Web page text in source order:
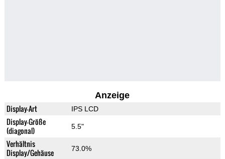
Anzeige
Display-Art IPS LCD
Display-Größe
(diagonal)
5.5"
Verhältnis
Display/Gehäuse
73.0%